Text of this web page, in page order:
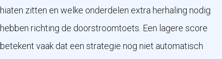
hiaten zitten en welke onderdelen extra herhaling nodig
hebben richting de doorstroomtoets. Een lagere score
betekent vaak dat een strategie nog niet automatisch